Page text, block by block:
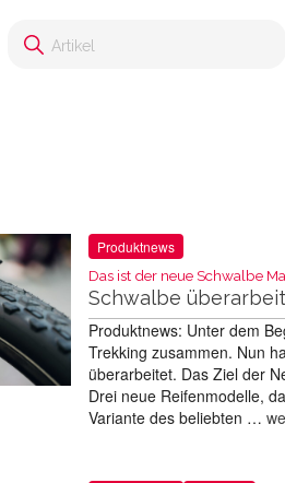
Produktnews
Das ist der neue Schwalbe
Schwalbe
Produktnews: Unter dem
Trekking zusammen. Nun
überarbeitet. Das Ziel der
Drei neue Reifenmodelle,
Variante des beliebten …